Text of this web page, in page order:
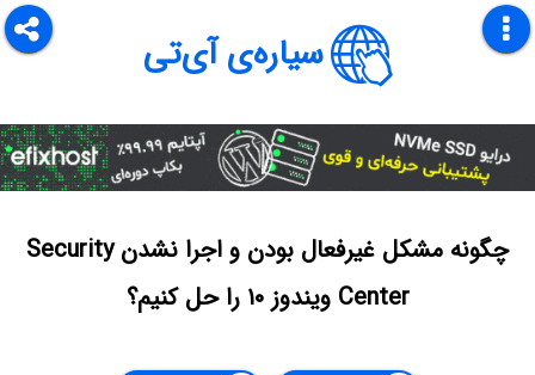
سیاره‌ی آی‌تی
چگونه مشکل غیرفعال بودن و اجرا نشدن Security
Center ویندوز ۱۰ را حل کنیم؟